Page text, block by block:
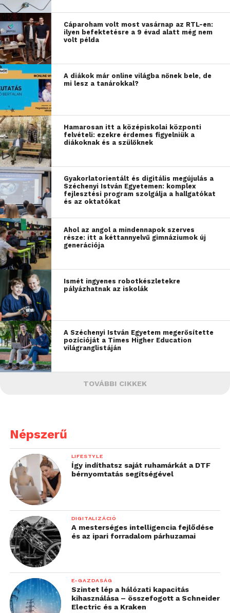
Cáparoham volt most vasárnap az RTL-en:
ilyen befektetésre a 9 évad alatt még nem
volt példa
A diákok már online világba nőnek bele, de
mi lesz a tanárokkal?
Hamarosan itt a középiskolai központi
felvételi: ezekre érdemes figyelniük a
diákoknak és a szülőknek
Gyakorlatorientált és digitális megújulás a
Széchenyi István Egyetemen: komplex
fejlesztési program szolgálja a hallgatókat
és az oktatókat
Ahol az angol a mindennapok szerves
része: itt a kéttannyelvű gimnáziumok új
generációja
Ismét ingyenes robotkészletekre
pályázhatnak az iskolák
A Széchenyi István Egyetem megerősítette
pozícióját a Times Higher Education
világranglistáján
TOVÁBBI CIKKEK
Népszerű
LIFESTYLE
Így indíthatsz saját ruhamárkát a DTF
bérnyomtatás segítségével
DIGITALIZÁCIÓ
A mesterséges intelligencia fejlődése
és az ipari forradalom párhuzamai
E-GAZDASÁG
Szintet lép a hálózati kapacitás
kihasználása – összefogott a Schneider
Electric és a Kraken